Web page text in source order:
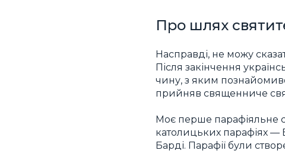
Про шлях
Насправді, не можу
Після закінчення
чину, з яким
прийняв священниче
Моє перше парафіяльне
католицьких парафіях
Барді. Парафії були